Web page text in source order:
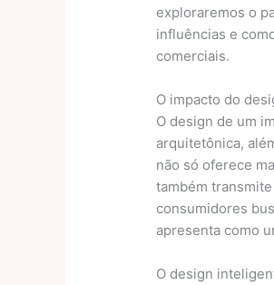
exploraremos o
influências e
comerciais.
O impacto do
O design de um
arquitetônica,
não só oferece
também
consumidores
apresenta como
O design